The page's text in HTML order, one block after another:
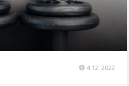
4.12. 2022